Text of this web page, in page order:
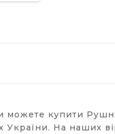
можете купити
України. На наших